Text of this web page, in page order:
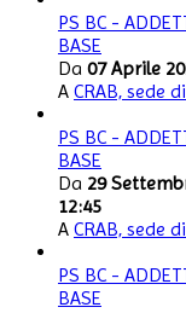
PS BC -
BASE
Da 07 Aprile
A CRAB, sede
PS BC -
BASE
Da 29
12:45
A CRAB, sede
PS BC -
BASE